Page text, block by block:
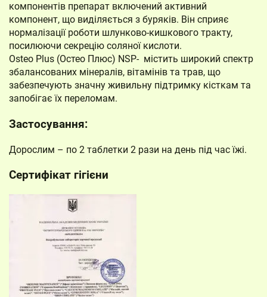
компонентів препарат включений активний
компонент, що виділяється з буряків. Він сприяє
нормалізації роботи шлунково-кишкового тракту,
посилюючи секрецію соляної кислоти.
Osteo Plus (Остео Плюс) NSP- містить широкий спектр
збалансованих мінералів, вітамінів та трав, що
забезпечують значну живильну підтримку кісткам та
запобігає їх переломам.
Застосування:
Дорослим – по 2 таблетки 2 рази на день під час їжі.
Сертифікат гігієни